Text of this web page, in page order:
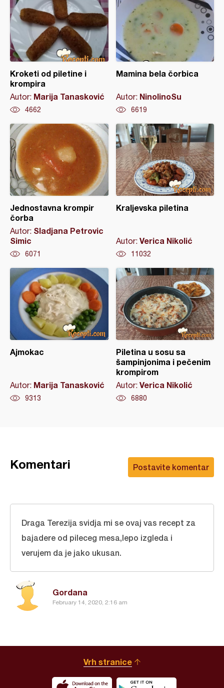
Kroketi od piletine i
krompira
Autor: Marija Tanasković
4662
Mamina bela čorbica
Autor: NinolinoSu
6619
Jednostavna krompir
čorba
Autor: Sladjana Petrovic
Simic
6071
Kraljevska piletina
Autor: Verica Nikolić
11032
Ajmokac
Autor: Marija Tanasković
9313
Piletina u sosu sa
šampinjonima i pečenim
krompirom
Autor: Verica Nikolić
6880
Postavite komentar
Komentari
Gordana
February 14, 2020, 2:16 am
Draga Terezija svidja mi se ovaj vas recept za
bajadere od pileceg mesa,lepo izgleda i
verujem da je jako ukusan.
Vrh stranice